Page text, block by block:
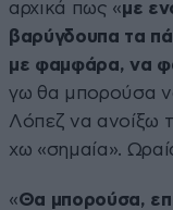
αρχικά πως «με
βαρύγδουπα τα
με φαμφάρα, να
γω θα μπορούσα
Λόπεζ να ανοίξω
χω «σημαία».
«Θα μπορούσα,